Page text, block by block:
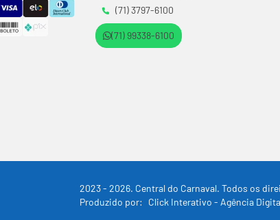
(71) 3797-6100
(71) 99338-6100
2023 - 2026. Central do Carnaval. Todos os
Produzido por:
Click Interativo - Agência